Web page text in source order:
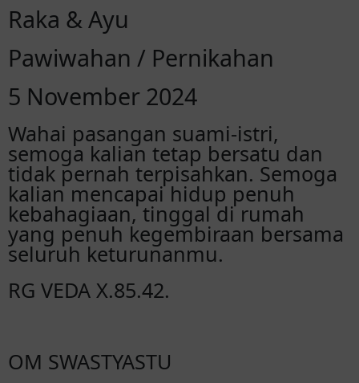
Raka & Ayu
Pawiwahan / Pernikahan
5 November 2024
Wahai pasangan suami-istri,
semoga kalian tetap bersatu dan
tidak pernah terpisahkan. Semoga
kalian mencapai hidup penuh
kebahagiaan, tinggal di rumah
yang penuh kegembiraan bersama
seluruh keturunanmu.
RG VEDA X.85.42.
OM SWASTYASTU